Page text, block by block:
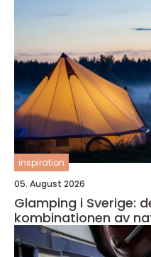
inspiration
05. August 2026
Glamping i Sverige:
kombinationen av